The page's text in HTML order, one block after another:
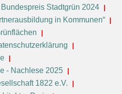
Bundespreis Stadtgrün 2024
in Kommunen“
- Nachlese 2025
1822 e.V.